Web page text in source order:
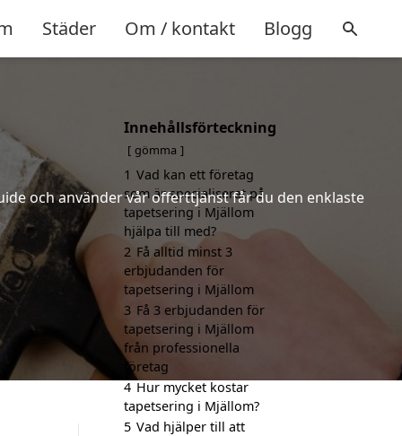
Städer Om / kontakt Blogg
och använder vår offerttjänst får du den enklaste
Innehållsförteckning
gömma
1 Vad kan ett företag
som är specialiserat på
tapetsering i Mjällom
hjälpa till med?
2 Få alltid minst 3
erbjudanden för
tapetsering i Mjällom
3 Få 3 erbjudanden för
tapetsering i Mjällom
från professionella
företag
4 Hur mycket kostar
tapetsering i Mjällom?
5 Vad hjälper till att